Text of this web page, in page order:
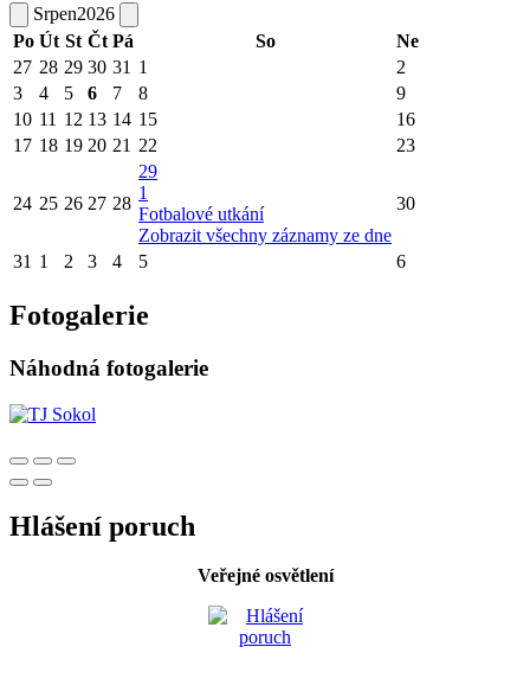
Srpen2026
Po Út St Čt Pá So
Ne
27 28 29 30 31 1
2
3
4 5 6 7 8
9
10 11 12 13 14 15
16
17 18 19 20 21 22 23
24 25 26 27 28
29
1
Fotbalové utkání
Zobrazit všechny záznamy ze dne
30
31 1 2 3 4 5 6
Fotogalerie
Náhodná fotogalerie
Hlášení poruch
Veřejné osvětlení